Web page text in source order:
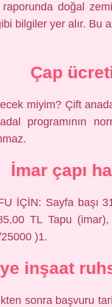
raporunda doğal
bilgiler yer alır. Bu
Çap
miyim? Çift
programının
İmar çapı
İÇİN: Sayfa başı
TL Tapu
)1.
inşaat
sonra başvuru